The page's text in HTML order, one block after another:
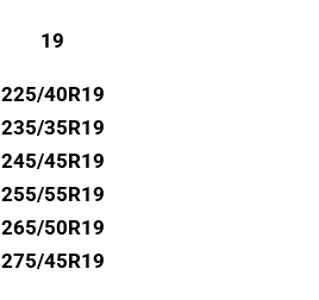
19
225/40R19
235/35R19
245/45R19
255/55R19
265/50R19
275/45R19